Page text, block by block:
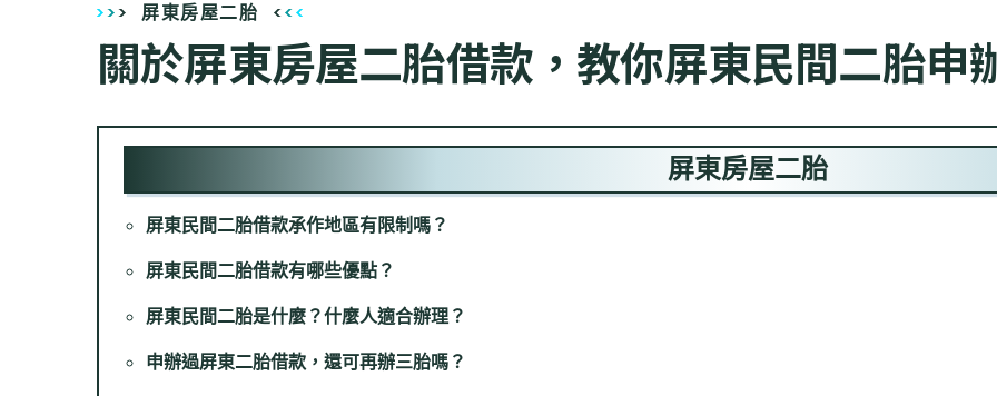
屏東房屋二胎
關於屏東房屋二胎借款，教你屏東民間二胎申
屏東房屋二胎
屏東民間二胎借款承作地區有限制嗎？
屏東民間二胎借款有哪些優點？
屏東民間二胎是什麼？什麼人適合辦理？
申辦過屏東二胎借款，還可再辦三胎嗎？